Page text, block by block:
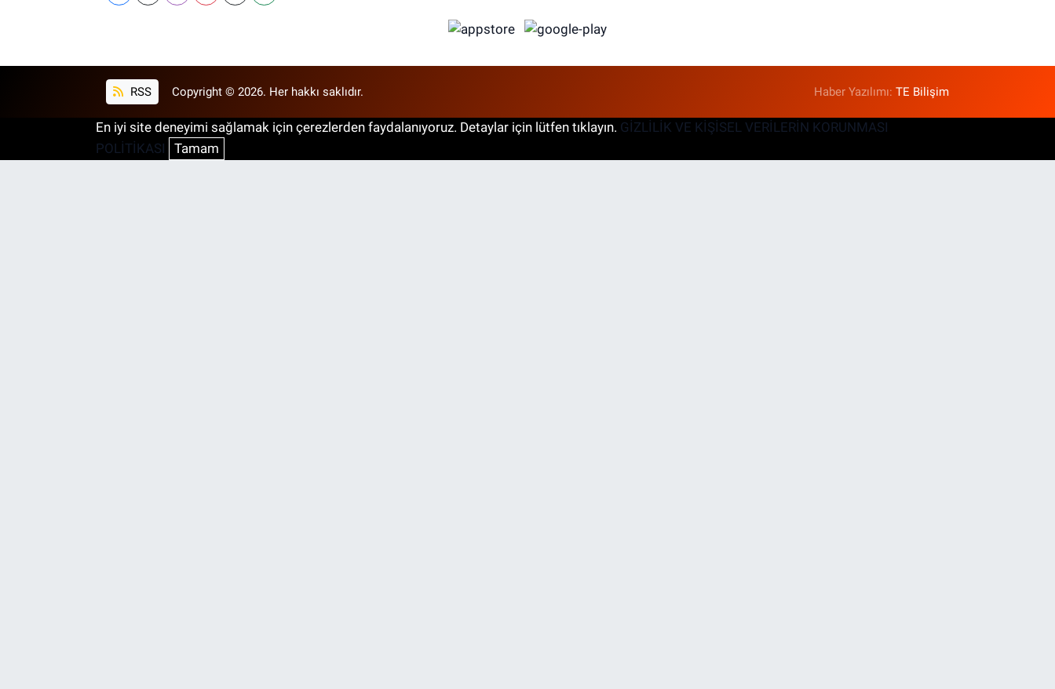
RSS Copyright © 2026. Her hakkı saklıdır. Haber Yazılımı:TE Bilişim
En iyi site deneyimi sağlamak için çerezlerden faydalanıyoruz. Detaylar için lütfen tıklayın. GİZLİLİK VE KİŞİSEL VERİLERİN KORUNMASI
POLİTİKASI
Tamam